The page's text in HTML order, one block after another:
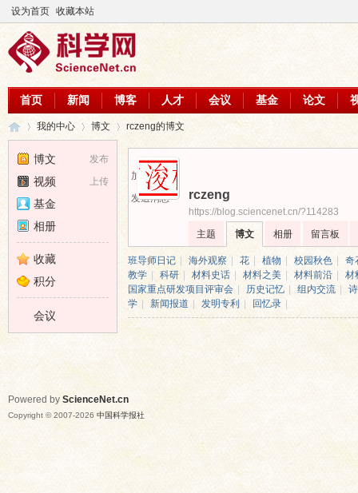
设为首页 收藏本站
首页 新闻 博客 人才 会议 基金 论文
›
我的中心 博文 rczeng的博文
加为好友
发送消息
rczeng
https://blog.sciencenet.cn/?114283
主题
博文 相册 留言板
班导师日记 海外观察 花 植物 校园秋色
奇
教学
科研 材料史话 材料之美 材料前沿
材
国家重点研发项目评审会
历史记忆 组内交流
学 | 新闻报道 发明专利 回忆录
发布
博文
上传
视频
基金
相册
收藏
积分
会议
Powered by ScienceNet.cn
Copyright © 2007-2026 中国科学报社